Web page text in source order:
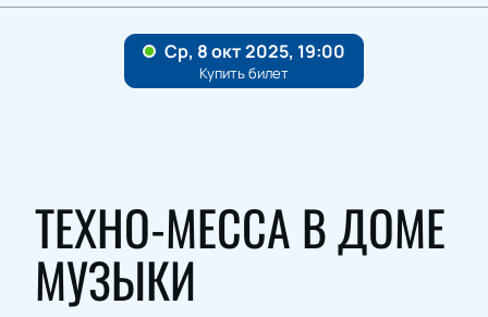
ТЕХНО-МЕССА В ДОМЕ
МУЗЫКИ